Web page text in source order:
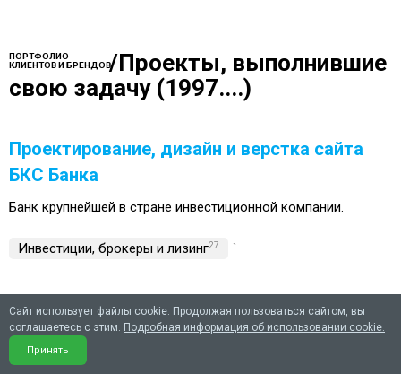
ПОРТФОЛИО
КЛИЕНТОВ И БРЕНДОВ/Проекты, выполнившие
свою задачу (1997....)
Проектирование, дизайн и верстка сайта
БКС Банка
Банк крупнейшей в стране инвестиционной компании.
Инвестиции, брокеры и лизинг27 `
Корпоративный сайт для ведущей
компании на рынке ценных бумаг URSA-
Сайт использует файлы cookie. Продолжая пользоваться сайтом, вы
соглашаетесь с этим. Подробная информация об использовании cookie.
Принять